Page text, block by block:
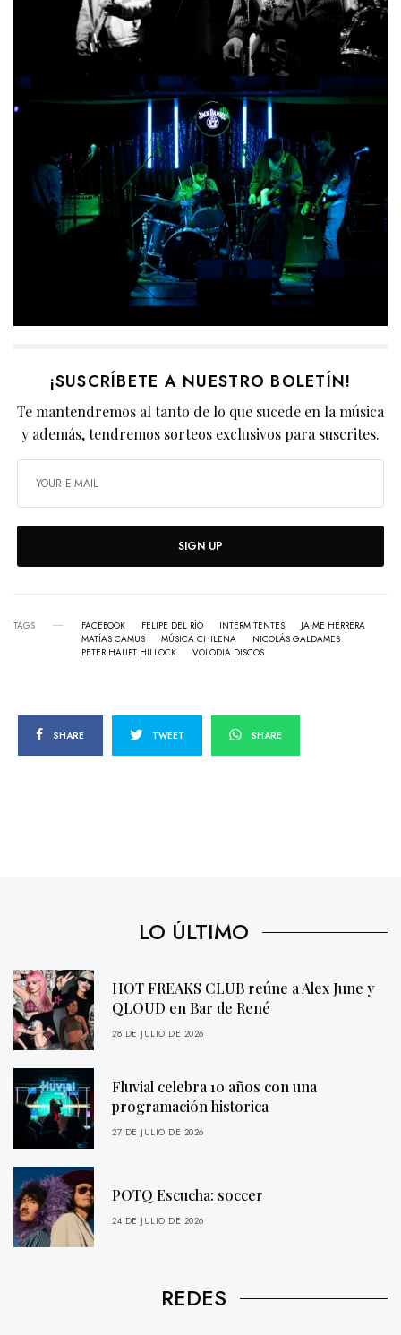
¡SUSCRÍBETE A NUESTRO BOLETÍN!
Te mantendremos al tanto de lo que sucede en la música
y además, tendremos sorteos exclusivos para suscrites.
SIGN UP
TAGS FACEBOOK FELIPE DEL RÍO INTERMITENTES
JAIME HERRERA
MATÍAS CAMUS
MÚSICA CHILENA
NICOLÁS GALDAMES
PETER HAUPT HILLOCK
VOLODIA DISCOS
SHARE TWEET SHARE
LO ÚLTIMO
HOT FREAKS CLUB reúne a Alex June y
QLOUD en Bar de René
28 DE JULIO DE 2026
Fluvial celebra 10 años con una
programación historica
27 DE JULIO DE 2026
POTQ Escucha: soccer
24 DE JULIO DE 2026
REDES